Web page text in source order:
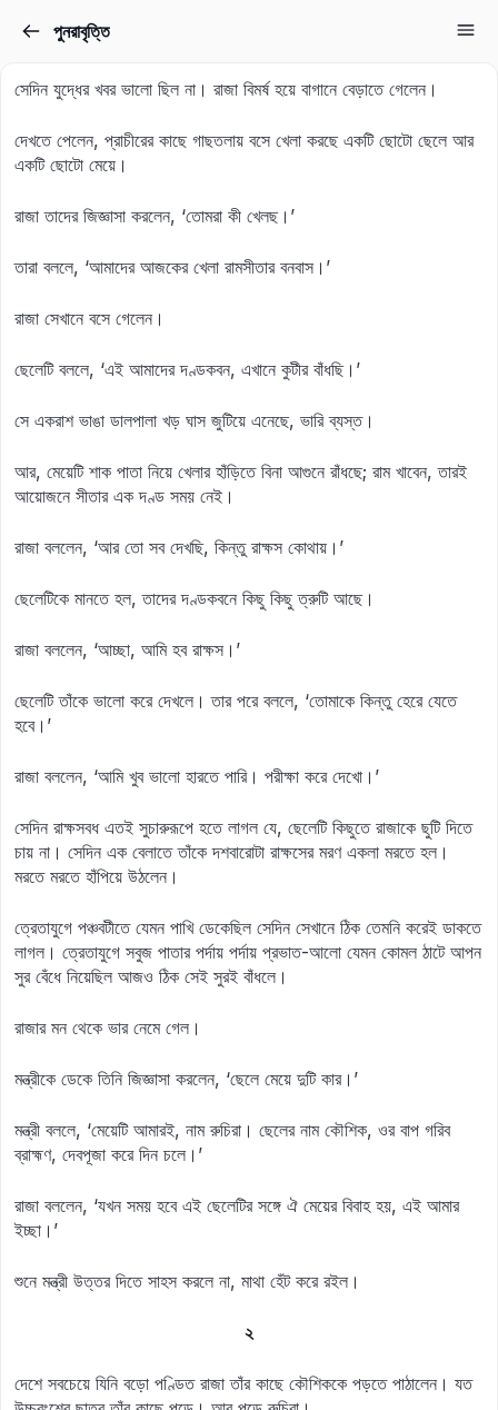
পুনরাবৃত্তি
সেদিন যুদ্ধের খবর ভালো ছিল না। রাজা বিমর্ষ হয়ে বাগানে বেড়াতে গেলেন।
দেখতে পেলেন, প্রাচীরের কাছে গাছতলায় বসে খেলা করছে একটি ছোটো ছেলে আর
একটি ছোটো মেয়ে।
রাজা তাদের জিজ্ঞাসা করলেন, ‘তোমরা কী খেলছ।’
তারা বললে, ‘আমাদের আজকের খেলা রামসীতার বনবাস।’
রাজা সেখানে বসে গেলেন।
ছেলেটি বললে, ‘এই আমাদের দণ্ডকবন, এখানে কুটীর বাঁধছি।’
সে একরাশ ভাঙা ডালপালা খড় ঘাস জুটিয়ে এনেছে, ভারি ব্যস্ত।
আর, মেয়েটি শাক পাতা নিয়ে খেলার হাঁড়িতে বিনা আগুনে রাঁধছে; রাম খাবেন, তারই
আয়োজনে সীতার এক দণ্ড সময় নেই।
রাজা বললেন, ‘আর তো সব দেখছি, কিন্তু রাক্ষস কোথায়।’
ছেলেটিকে মানতে হল, তাদের দণ্ডকবনে কিছু কিছু ত্রুটি আছে।
রাজা বললেন, ‘আচ্ছা, আমি হব রাক্ষস।’
ছেলেটি তাঁকে ভালো করে দেখলে। তার পরে বললে, ‘তোমাকে কিন্তু হেরে যেতে
হবে।’
রাজা বললেন, ‘আমি খুব ভালো হারতে পারি। পরীক্ষা করে দেখো।’
সেদিন রাক্ষসবধ এতই সুচারুরূপে হতে লাগল যে, ছেলেটি কিছুতে রাজাকে ছুটি দিতে
চায় না। সেদিন এক বেলাতে তাঁকে দশবারোটা রাক্ষসের মরণ একলা মরতে হল।
মরতে মরতে হাঁপিয়ে উঠলেন।
ত্রেতাযুগে পঞ্চবটীতে যেমন পাখি ডেকেছিল সেদিন সেখানে ঠিক তেমনি করেই ডাকতে
লাগল। ত্রেতাযুগে সবুজ পাতার পর্দায় পর্দায় প্রভাত-আলো যেমন কোমল ঠাটে আপন
সুর বেঁধে নিয়েছিল আজও ঠিক সেই সুরই বাঁধলে।
রাজার মন থেকে ভার নেমে গেল।
মন্ত্রীকে ডেকে তিনি জিজ্ঞাসা করলেন, ‘ছেলে মেয়ে দুটি কার।’
মন্ত্রী বললে, ‘মেয়েটি আমারই, নাম রুচিরা। ছেলের নাম কৌশিক, ওর বাপ গরিব
ব্রাহ্মণ, দেবপূজা করে দিন চলে।’
রাজা বললেন, ‘যখন সময় হবে এই ছেলেটির সঙ্গে ঐ মেয়ের বিবাহ হয়, এই আমার
ইচ্ছা।’
শুনে মন্ত্রী উত্তর দিতে সাহস করলে না, মাথা হেঁট করে রইল।
২
দেশে সবচেয়ে যিনি বড়ো পণ্ডিত রাজা তাঁর কাছে কৌশিককে পড়তে পাঠালেন। যত
Don’t have an account?Sign up
Lost your password?